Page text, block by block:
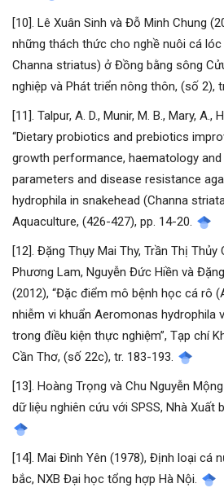
[10]. Lê Xuân Sinh và Đỗ Minh Chung
những thách thức cho nghề nuôi cá
Channa striatus) ở Đồng bằng sông
nghiệp và Phát triển nông thôn, (số 2),
[11]. Talpur, A. D., Munir, M. B., Mary, A.,
“Dietary probiotics and prebiotics
growth performance, haematology
parameters and disease resistance
hydrophila in snakehead (Channa
Aquaculture, (426-427), pp. 14-20.
[12]. Đặng Thụy Mai Thy, Trần Thị Thủy
Phương Lam, Nguyễn Đức Hiền và
(2012), “Đặc điểm mô bệnh học cá rô
nhiễm vi khuẩn Aeromonas hydrophila
trong điều kiện thực nghiệm”, Tạp chí
Cần Thơ, (số 22c), tr. 183-193.
[13]. Hoàng Trọng và Chu Nguyễn
dữ liệu nghiên cứu với SPSS, Nhà Xuất
[14]. Mai Đình Yên (1978), Định loại cá
bắc, NXB Đại học tổng hợp Hà Nội.